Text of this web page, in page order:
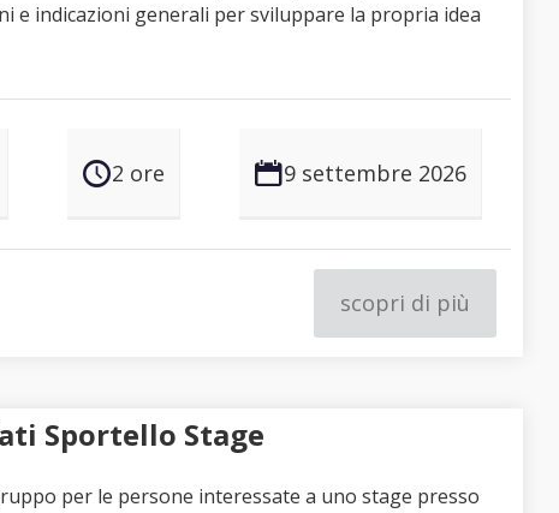
e indicazioni generali per sviluppare la propria idea
2 ore 9 settembre 2026
scopri di più
Sportello Stage
per le persone interessate a uno stage presso